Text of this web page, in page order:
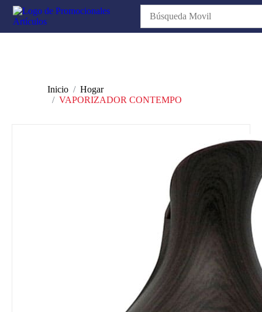
Inicio
Hogar
VAPORIZADOR CONTEMPO